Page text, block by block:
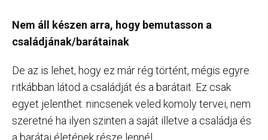
Nem áll készen arra, hogy bemutasson a
családjának/barátainak
De az is lehet, hogy ez már rég történt, mégis egyre
ritkábban látod a családját és a barátait. Ez csak
egyet jelenthet: nincsenek veled komoly tervei, nem
szeretné ha ilyen szinten a saját illetve a családja és
a barátai életének része lennél.